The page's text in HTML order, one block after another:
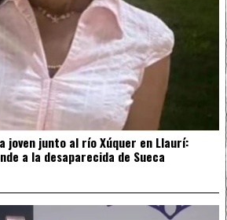
joven junto al río Xúquer en Llaurí:
a la desaparecida de Sueca